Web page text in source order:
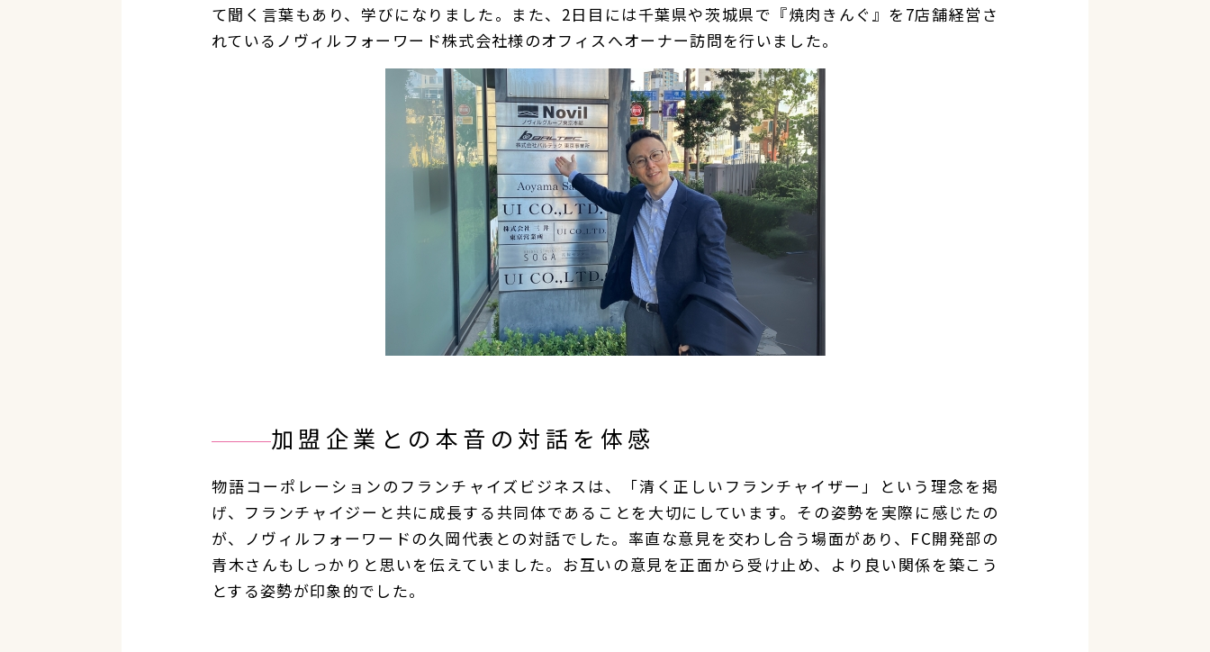
て聞く言葉もあり、学びになりました。また、2日目には千葉県や茨城県で『焼肉きんぐ』を7店舗経営さ
れているノヴィルフォーワード株式会社様のオフィスへオーナー訪問を行いました。
加盟企業との本音の対話を体感
物語コーポレーションのフランチャイズビジネスは、「清く正しいフランチャイザー」という理念を掲
げ、フランチャイジーと共に成長する共同体であることを大切にしています。その姿勢を実際に感じたの
が、ノヴィルフォーワードの久岡代表との対話でした。率直な意見を交わし合う場面があり、FC開発部の
青木さんもしっかりと思いを伝えていました。お互いの意見を正面から受け止め、より良い関係を築こう
とする姿勢が印象的でした。